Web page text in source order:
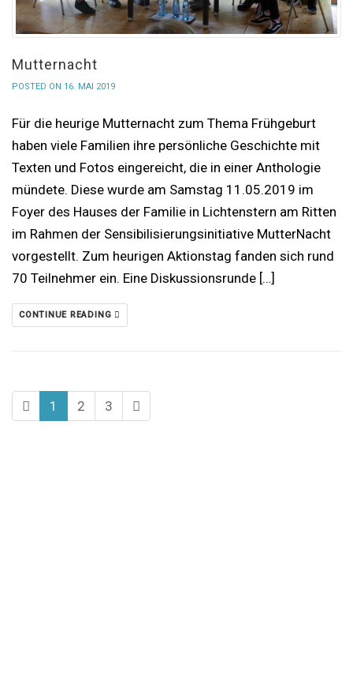
Mutternacht
POSTED ON 16. MAI 2019
Für die heurige Mutternacht zum Thema Frühgeburt
haben viele Familien ihre persönliche Geschichte mit
Texten und Fotos eingereicht, die in einer Anthologie
mündete. Diese wurde am Samstag 11.05.2019 im
Foyer des Hauses der Familie in Lichtenstern am Ritten
im Rahmen der Sensibilisierungsinitiative MutterNacht
vorgestellt. Zum heurigen Aktionstag fanden sich rund
70 Teilnehmer ein. Eine Diskussionsrunde […]
CONTINUE READING
1 2 3